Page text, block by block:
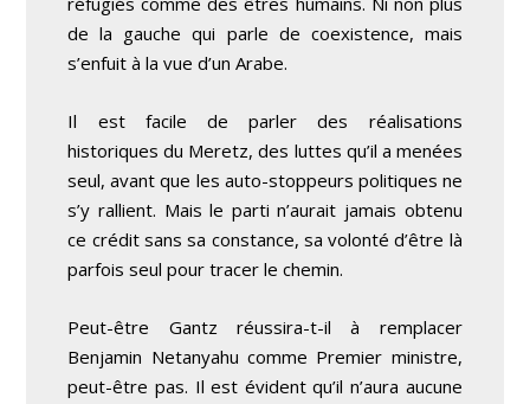
de la gauche qui parle de coexistence, mais
s’enfuit à la vue d’un Arabe.
Il est facile de parler des réalisations
historiques du Meretz, des luttes qu’il a menées
seul, avant que les auto-stoppeurs politiques ne
s’y rallient. Mais le parti n’aurait jamais obtenu
ce crédit sans sa constance, sa volonté d’être là
parfois seul pour tracer le chemin.
Peut-être Gantz réussira-t-il à remplacer
Benjamin Netanyahu comme Premier ministre,
peut-être pas. Il est évident qu’il n’aura aucune